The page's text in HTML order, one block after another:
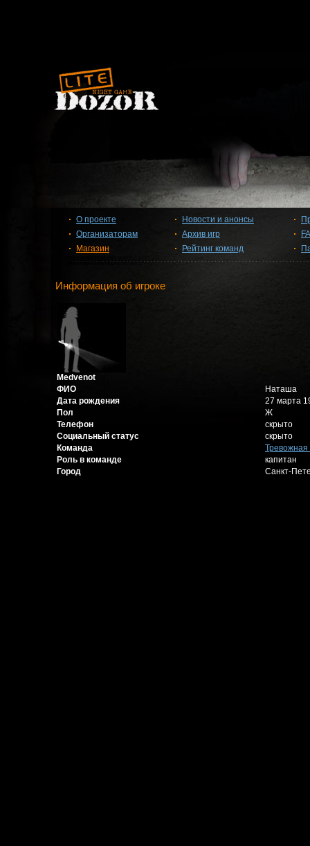
О проекте
Организаторам
Магазин
Новости и анонсы
Архив игр
Рейтинг команд
Информация об игроке
Medvenot
ФИО
Наташа
Дата рождения
27 марта
Пол
Ж
Телефон
скрыто
Социальный статус
скрыто
Команда
Тревожная
Роль в команде
капитан
Город
Санкт-